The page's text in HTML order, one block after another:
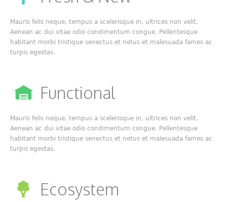
Mauris felis neque, tempus a scelerisque in, ultrices non velit.
Aenean ac dui vitae odio condimentum congue. Pellentesque
habitant morbi tristique senectus et netus et malesuada fames ac
turpis egestas.
Functional
Mauris felis neque, tempus a scelerisque in, ultrices non velit.
Aenean ac dui vitae odio condimentum congue. Pellentesque
habitant morbi tristique senectus et netus et malesuada fames ac
turpis egestas.
Ecosystem